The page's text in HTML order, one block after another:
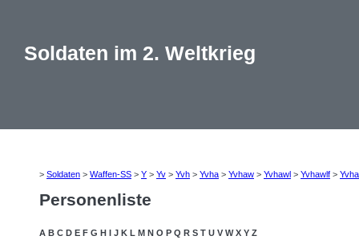
Soldaten im 2. Weltkrieg
> Soldaten > Waffen-SS > Y > Yv > Yvh > Yvha > Yvhaw > Yvhawl > Yvhawlf >
Personenliste
A B C D E F G H I J K L M N O P Q R S T U V W X Y Z